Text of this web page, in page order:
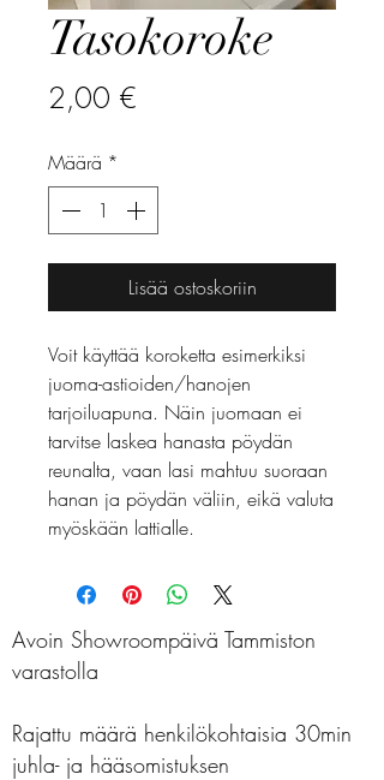
Tasokoroke
2,00 €
Määrä *
Lisää ostoskoriin
Voit käyttää koroketta esimerkiksi
juoma-astioiden/hanojen
tarjoiluapuna. Näin juomaan ei
tarvitse laskea hanasta pöydän
reunalta, vaan lasi mahtuu suoraan
hanan ja pöydän väliin, eikä valuta
myöskään lattialle.
Avoin Showroompäivä Tammiston
varastolla
Rajattu määrä henkilökohtaisia 30min
juhla- ja hääsomistuksen